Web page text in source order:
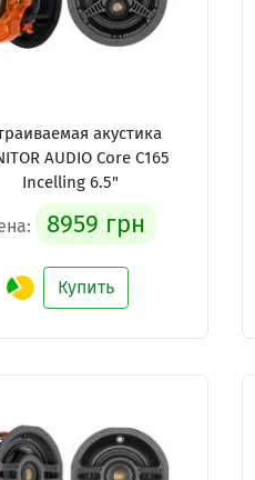
акустика
AUDIO Core C165
Incelling 6.5"
8959 грн
Купить